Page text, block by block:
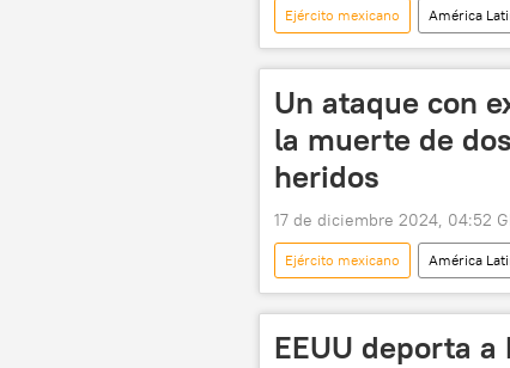
Ejército mexicano América
Michoacán
Gobierno de
Un ataque con
la muerte de
heridos
17 de diciembre 2024, 04:52
Ejército mexicano América
seguridad
🛡️ Fuerzas
EEUU deporta